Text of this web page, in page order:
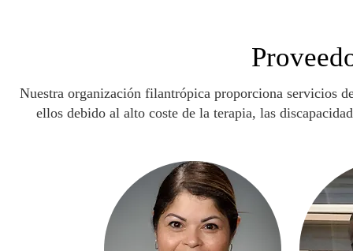
Nuestra organización filantrópica proporciona servicios
ellos debido al alto coste de la terapia, las